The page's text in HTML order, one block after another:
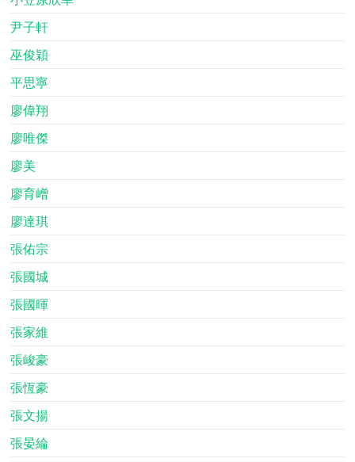
尹子軒
巫俊穎
平思寧
廖偉翔
廖唯傑
廖美
廖育嶒
廖達琪
張佑宗
張國城
張國暉
張家維
張峻豪
張恆豪
張文揚
張晏綸